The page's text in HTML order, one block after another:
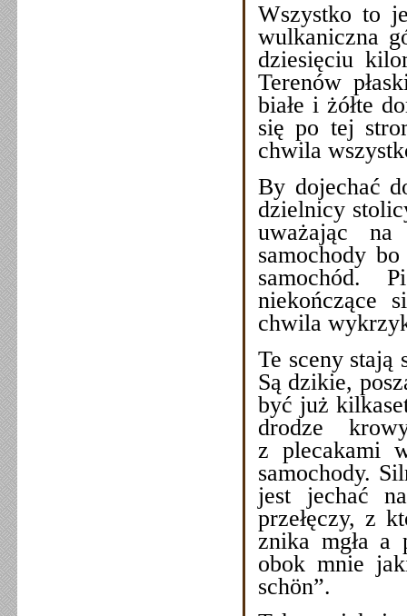
Wszystko to
wulkaniczna
dziesięciu
Terenów
białe i żółte
się po tej
chwila
By dojechać
dzielnicy
uważając
samochody
samochód.
niekończące
chwila
Te sceny stają
Są dzikie,
być już
drodze
z plecakami
samochody.
jest jechać
przełęczy, z
znika mgła a
obok mnie
schön”.